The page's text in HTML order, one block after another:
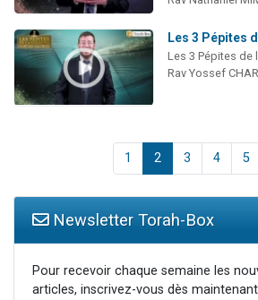
Les 3 Pépites
Les 3 Pépites de
Rav Yossef
1 2 3 4 5
Newsletter Torah-Box
Pour recevoir chaque semaine les
articles, inscrivez-vous dès